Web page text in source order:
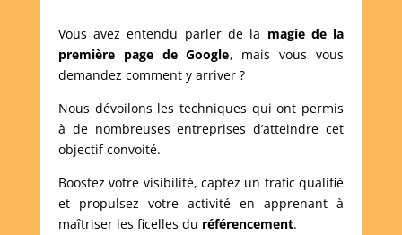
Vous avez entendu parler de la magie de la
première page de Google, mais vous vous
demandez comment y arriver ?
Nous dévoilons les techniques qui ont permis
à de nombreuses entreprises d’atteindre cet
objectif convoité.
Boostez votre visibilité, captez un trafic qualifié
et propulsez votre activité en apprenant à
maîtriser les ficelles du référencement.